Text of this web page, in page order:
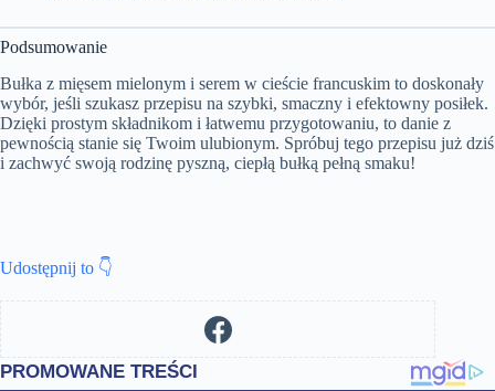
Podsumowanie
Bułka z mięsem mielonym i serem w cieście francuskim to doskonały
wybór, jeśli szukasz przepisu na szybki, smaczny i efektowny posiłek.
Dzięki prostym składnikom i łatwemu przygotowaniu, to danie z
pewnością stanie się Twoim ulubionym. Spróbuj tego przepisu już dziś
i zachwyć swoją rodzinę pyszną, ciepłą bułką pełną smaku!
Udostępnij to 👇